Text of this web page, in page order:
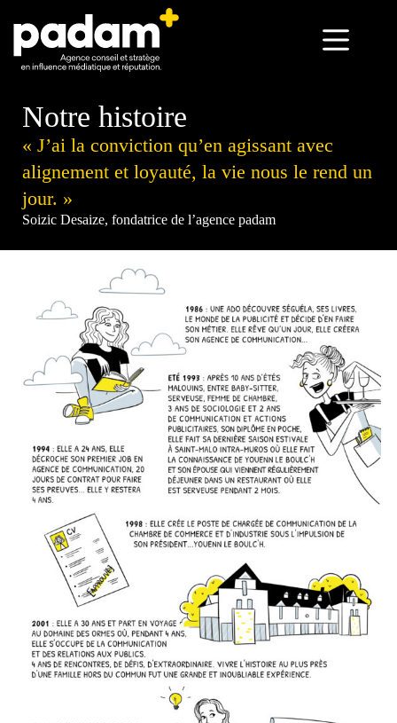
Notre histoire
« J’ai la conviction qu’en agissant avec
alignement et loyauté, la vie nous le rend un
jour. »
Soizic Desaize, fondatrice de l’agence padam